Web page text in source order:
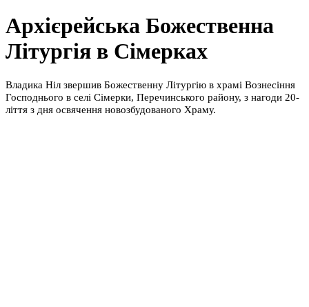
Архієрейська Божественна
Літургія в Сімерках
Владика Ніл звершив Божественну Літургію в храмі Вознесіння
Господнього в селі Сімерки, Перечинського району, з нагоди 20-
ліття з дня освячення новозбудованого Храму.